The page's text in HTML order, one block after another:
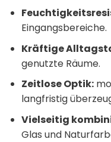
Eingangsbereiche.
Kräftige
genutzte Räume.
Zeitlose Optik:
langfristig
Vielseitig
Glas und